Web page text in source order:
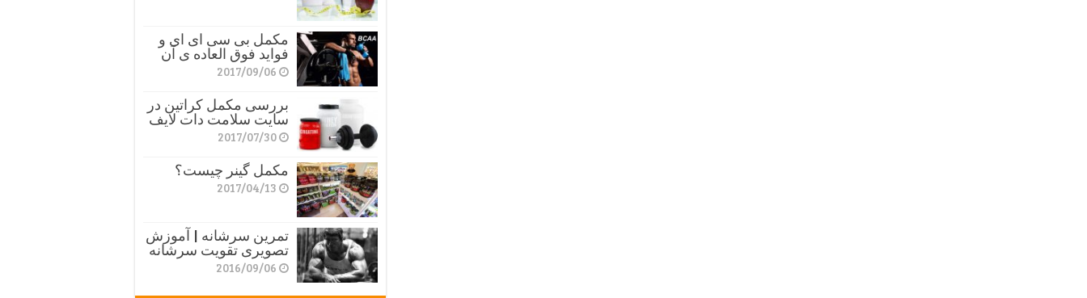
مکمل بی سی ای ای و
فواید فوق العاده ی آن
2017/09/06
بررسی مکمل کراتین در
سایت سلامت دات لایف
2017/07/30
مکمل گینر چیست؟
2017/04/13
تمرین سرشانه | آموزش
تصویری تقویت سرشانه
2016/09/06